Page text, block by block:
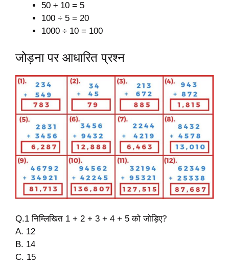
50 ÷ 10 = 5
100 ÷ 5 = 20
1000 ÷ 10 = 100
जोड़ना पर आधारित प्रश्न
Q.1 निम्लिखित 1 + 2 + 3 + 4 + 5 को जोड़िए?
A. 12
B. 14
C. 15